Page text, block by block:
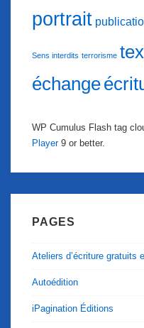
portrait
Sens interdits terrorisme
échange
WP Cumulus Flash tag
Player9 or better.
PAGES
Ateliers d’écriture gratuits
Autoédition
iPagination Éditions